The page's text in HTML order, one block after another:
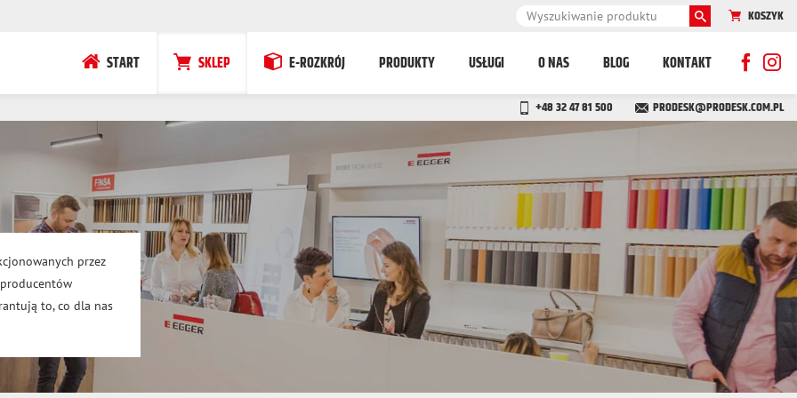
KOSZYK
START SKLEP E-ROZKRÓJ PRODUKTY USŁUGI O NAS BLOG KONTAKT
+48 32 47 81 500 PRODESK@PRODESK.COM.PL
przez
to, co dla nas